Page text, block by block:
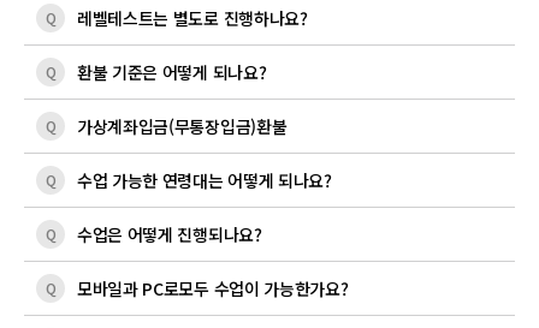
Q 레벨테스트는 별도로 진행하나요?
Q 환불 기준은 어떻게 되나요?
Q 가상계좌입금(무통장입금)환불
Q 수업 가능한 연령대는 어떻게 되나요?
Q 수업은 어떻게 진행되나요?
Q 모바일과 PC로모두 수업이 가능한가요?